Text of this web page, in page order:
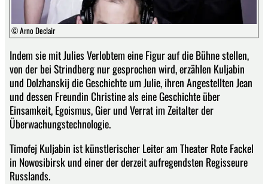
© Arno Declair
Indem sie mit Julies Verlobtem eine Figur auf die Bühne stellen,
von der bei Strindberg nur gesprochen wird, erzählen Kuljabin
und Dolzhanskij die Geschichte um Julie, ihren Angestellten Jean
und dessen Freundin Christine als eine Geschichte über
Einsamkeit, Egoismus, Gier und Verrat im Zeitalter der
Überwachungstechnologie.
Timofej Kuljabin ist künstlerischer Leiter am Theater Rote Fackel
in Nowosibirsk und einer der derzeit aufregendsten Regisseure
Russlands.